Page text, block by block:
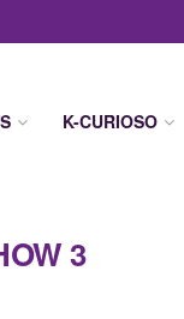
K-CURIOSO
3